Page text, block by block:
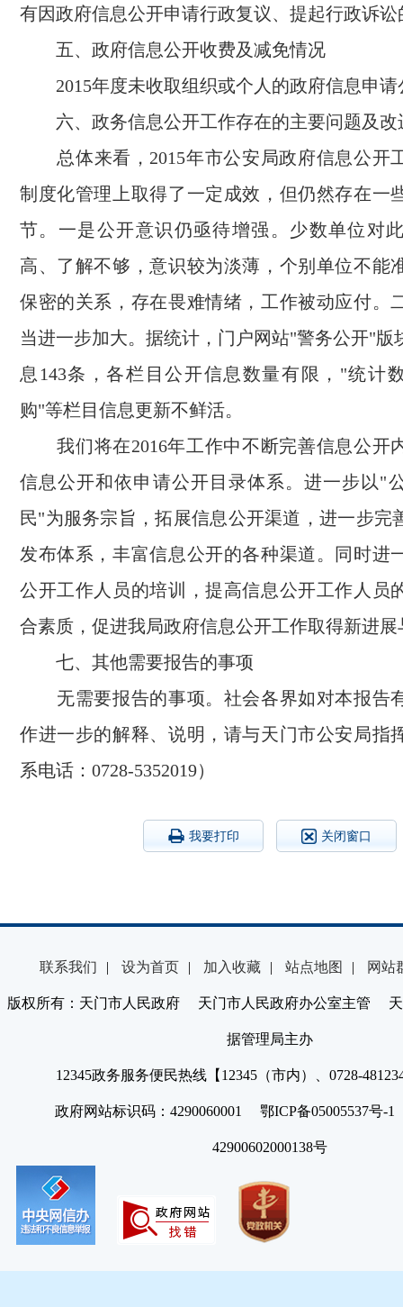
有因政府信息公开申请行政复议、提起行政诉
五、政府信息公开收费及减免情况
2015年度未收取组织或个人的政府信息申请
六、政务信息公开工作存在的主要问题及改
总体来看，2015年市公安局政府信息公开
制度化管理上取得了一定成效，但仍然存在一
节。一是公开意识仍亟待增强。少数单位对
高、了解不够，意识较为淡薄，个别单位不能
保密的关系，存在畏难情绪，工作被动应付。
当进一步加大。据统计，门户网站"警务公开"版
息143条，各栏目公开信息数量有限，"统计
购"等栏目信息更新不鲜活。
我们将在2016年工作中不断完善信息公开
信息公开和依申请公开目录体系。进一步以"
民"为服务宗旨，拓展信息公开渠道，进一步完
发布体系，丰富信息公开的各种渠道。同时进
公开工作人员的培训，提高信息公开工作人员
合素质，促进我局政府信息公开工作取得新进展
七、其他需要报告的事项
无需要报告的事项。社会各界如对本报告
作进一步的解释、说明，请与天门市公安局指
系电话：0728-5352019）
我要打印 关闭窗口
联系我们 | 设为首页 | 加入收藏 | 站点地图 | 网站
版权所有：天门市人民政府 天门市人民政府办公室主管 天
据管理局主办
12345政务服务便民热线【12345（市内）、0728-
政府网站标识码：4290060001 鄂ICP备05005537号
42900602000138号